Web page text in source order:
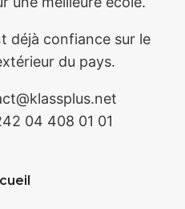
déjà confiance sur le
du pays.
04 408 01 01